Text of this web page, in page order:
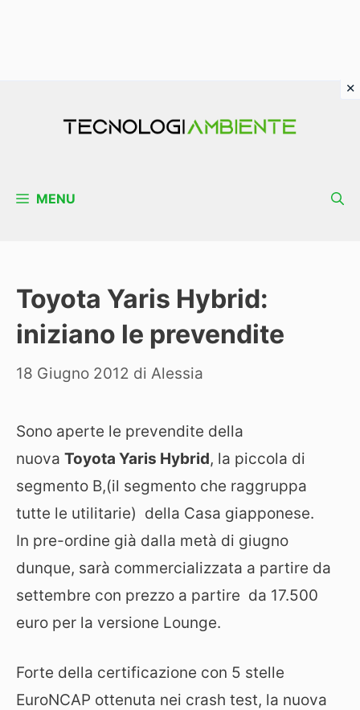
MENU
Toyota Yaris Hybrid:
iniziano le prevendite
18 Giugno 2012 di Alessia
Sono aperte le prevendite della
nuova Toyota Yaris Hybrid, la piccola di
segmento B,(il segmento che raggruppa
tutte le utilitarie) della Casa giapponese.
In pre-ordine già dalla metà di giugno
dunque, sarà commercializzata a partire da
settembre con prezzo a partire da 17.500
euro per la versione Lounge.
Forte della certificazione con 5 stelle
EuroNCAP ottenuta nei crash test, la nuova